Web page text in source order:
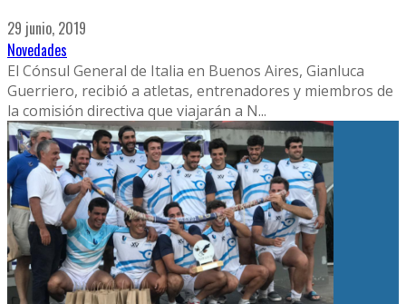
29 junio, 2019
Novedades
El Cónsul General de Italia en Buenos Aires, Gianluca
Guerriero, recibió a atletas, entrenadores y miembros de
la comisión directiva que viajarán a N...